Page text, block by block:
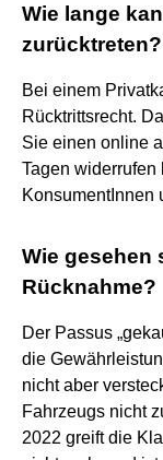
Wie lange
zurücktreten?
Bei einem
Rücktrittsrecht.
Sie einen online
Tagen widerrufen
KonsumentInnen
Wie gesehen
Rücknahme?
Der Passus
die
nicht aber
Fahrzeugs nicht
2022 greift die